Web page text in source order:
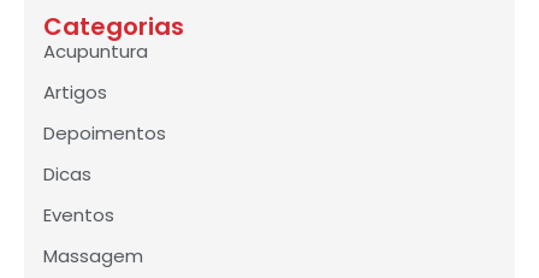
Categorias
Acupuntura
Artigos
Depoimentos
Dicas
Eventos
Massagem